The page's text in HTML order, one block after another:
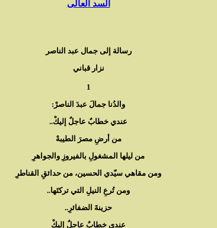
السد العالى
رسالة إلى جمال عبد الناصر
نزار قباني
1
والدُنا جمالَ عبدَ الناصرْ:
عندي خطابٌ عاجلٌ إليكْ..
من أرضِ مصرَ الطيبهْ
من ليلها المشغولِ بالفيروزِ والجواهرِ
ومن مقاهي سيّدي الحسين، من حدائقِ القناطرِ
ومن تُرعِ النيلِ التي تركتَها..
حزينةَ الضفائرِ..
عندي خطابٌ عاجلٌ إليكْ